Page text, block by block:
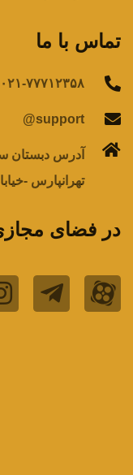
تماس با ما
۰۲۱-۷۷۷۱۲۳۵۸
support@
آدرس دبستان
تهرانپارس -خیابان ۱۹۶ غربی بین عادل و طاهری
در فضای مجازی